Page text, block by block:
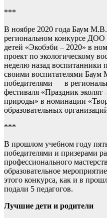
***
В ноябре 2020 года Баум
региональном конкурсе ДОО
детей «Экобэби – 2020» в
проект по экологическому
неделю назад воспитанники
своими воспитателями
победителями в
фестиваля «Праздник
природы» в номинации
образовательных
***
В прошлом учебном году пять
победителями и призерами
профессионального
образовательное
этого конкурса, как и в
подали 5 педагогов.
Лучшие дети и родители